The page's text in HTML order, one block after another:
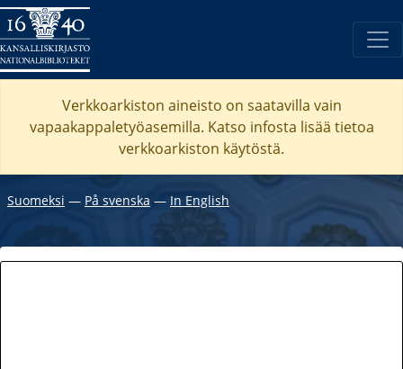
Verkkoarkiston aineisto on saatavilla vain
vapaakappaletyöasemilla. Katso infosta lisää tietoa
verkkoarkiston käytöstä.
Suomeksi ― På svenska ― In English